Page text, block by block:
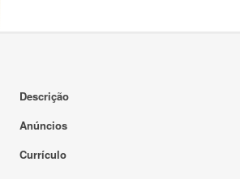
Descrição
Anúncios
Currículo